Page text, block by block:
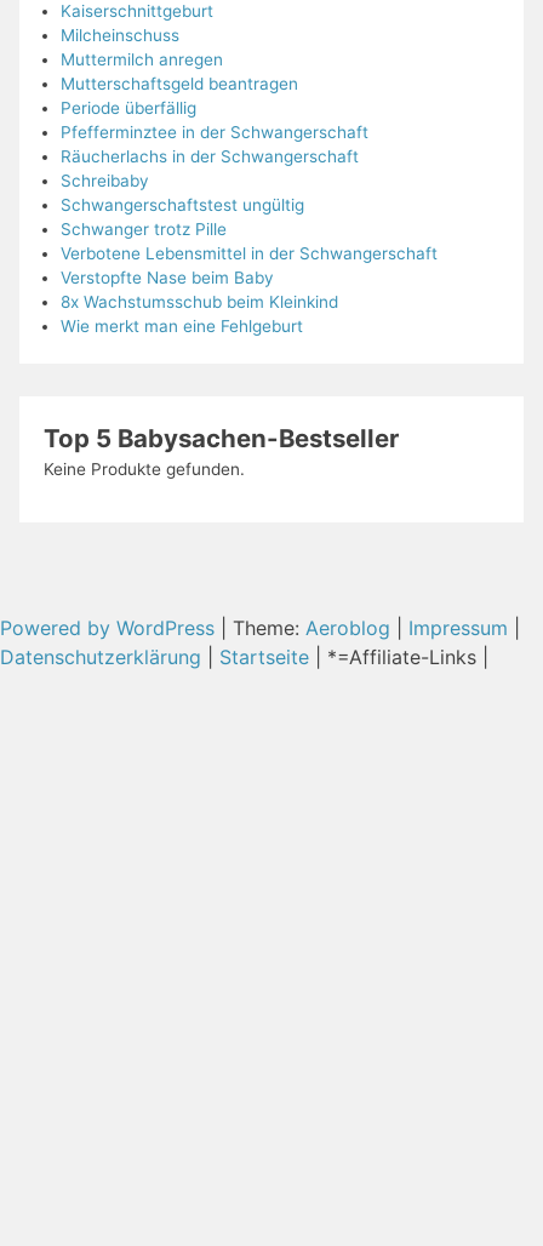
Kaiserschnittgeburt
Milcheinschuss
Muttermilch anregen
Mutterschaftsgeld beantragen
Periode überfällig
Pfefferminztee in der Schwangerschaft
Räucherlachs in der Schwangerschaft
Schreibaby
Schwangerschaftstest ungültig
Schwanger trotz Pille
Verbotene Lebensmittel in der Schwangerschaft
Verstopfte Nase beim Baby
8x Wachstumsschub beim Kleinkind
Wie merkt man eine Fehlgeburt
Top 5 Babysachen-Bestseller
Keine Produkte gefunden.
Powered by WordPress Theme: Aeroblog Impressum
Datenschutzerklärung
Startseite | *=Affiliate-Links |